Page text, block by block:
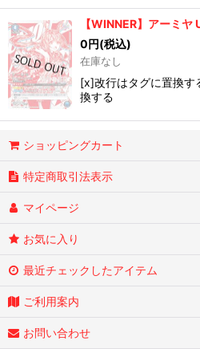
絞り込
【WINNER】アーミヤ
0円(税込)
在庫なし
[x]改行はタグに置換す
換する
ショッピングカート
特定商取引法表示
マイページ
お気に入り
最近チェックしたアイテム
ご利用案内
お問い合わせ